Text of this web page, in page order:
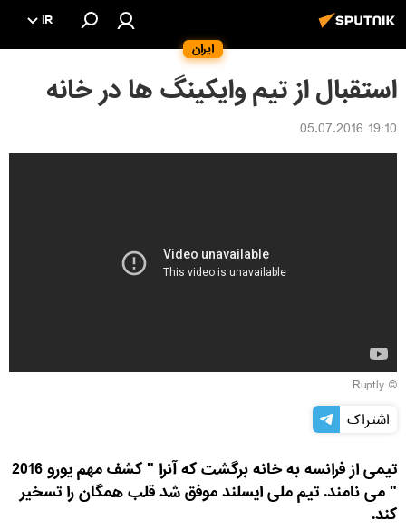
ایران
IR
استقبال از تیم وایکینگ ها در خانه
19:10 05.07.2016
©
Ruptly
اشتراک
تیمی از فرانسه به خانه برگشت که آنرا " کشف مهم یورو 2016
" می نامند. تیم ملی ایسلند موفق شد قلب همگان را تسخیر
کند.